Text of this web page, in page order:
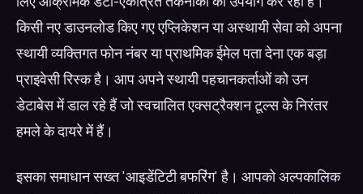
किसी नए डाउनलोड किए गए एप्लिकेशन या अस्थायी सेवा को अपना
स्थायी व्यक्तिगत फोन नंबर या प्राथमिक ईमेल पता देना एक बड़ा
प्राइवेसी रिस्क है। आप अपने स्थायी पहचानकर्ताओं को उन
डेटाबेस में डाल रहे हैं जो स्वचालित एक्सट्रैक्शन टूल्स के निरंतर
हमले के दायरे में हैं।
इसका समाधान सख्त 'आइडेंटिटी बफरिंग' है। आपको अल्पकालिक